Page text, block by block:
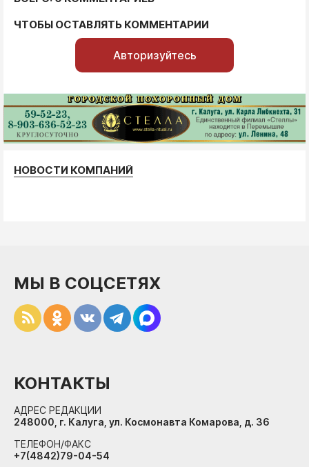
ЧТОБЫ ОСТАВЛЯТЬ КОММЕНТАРИИ
Авторизуйтесь
НОВОСТИ КОМПАНИЙ
МЫ В СОЦСЕТЯХ
КОНТАКТЫ
АДРЕС РЕДАКЦИИ
248000, г. Калуга, ул. Космонавта Комарова, д. 36
ТЕЛЕФОН/ФАКС
+7(4842)79-04-54